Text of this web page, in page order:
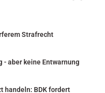
Strafrecht
- aber keine Entwarnung
handeln: BDK fordert